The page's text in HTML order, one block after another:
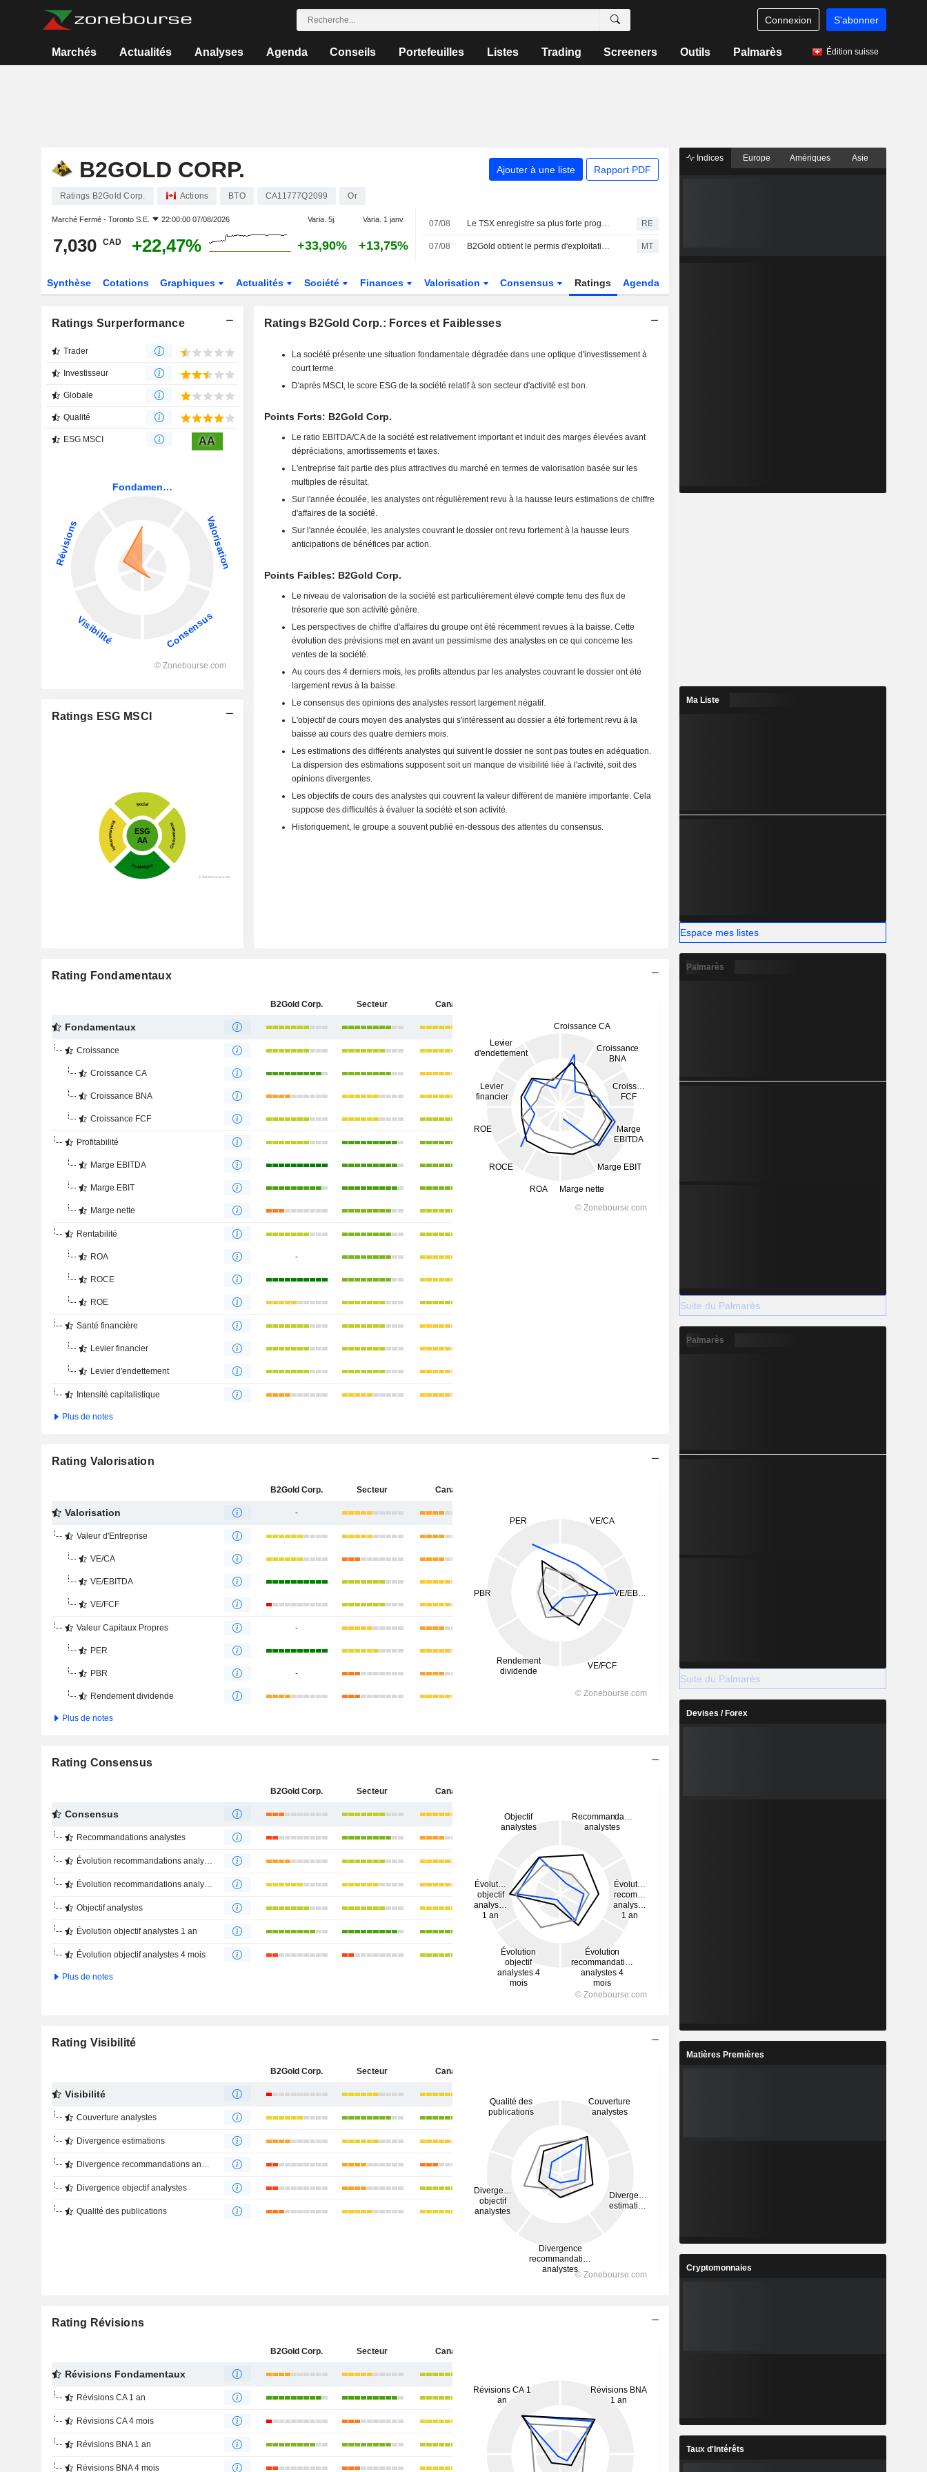
Connexion S'abonner
Marchés Actualités Analyses Agenda Conseils Portefeuilles Listes Trading Screeners Outils Palmarès Édition suisse
B2GOLD CORP. Ajouter à une liste Rapport PDF
Ratings B2Gold Corp. Actions BTO CA11777Q2099 Or
Marché Fermé - Toronto S.E. 22:00:00 07/08/2026 Varia. 5j. Varia. 1 janv.
7,030 CAD +22,47% +33,90% +13,75%
07/08 Le TSX enregistre sa plus forte progression hebdomadaire en quatre mois, les paris sur une hausse des taux de la Fed s'estompant RE
07/08 B2Gold obtient le permis d'exploitation de Fekola Regional au Mali, l'action s'envole MT
Synthèse Cotations Graphiques Actualités Société Finances Valorisation Consensus Ratings Agenda
Ratings Surperformance
Trader
Investisseur
Globale
Qualité
ESG MSCI AA
Ratings ESG MSCI
Ratings B2Gold Corp.: Forces et Faiblesses
La société présente une situation fondamentale dégradée dans une optique d'investissement à
court terme.
D'après MSCI, le score ESG de la société relatif à son secteur d'activité est bon.
Points Forts: B2Gold Corp.
Le ratio EBITDA/CA de la société est relativement important et induit des marges élevées avant
dépréciations, amortissements et taxes.
L'entreprise fait partie des plus attractives du marché en termes de valorisation basée sur les
multiples de résultat.
Sur l'année écoulée, les analystes ont régulièrement revu à la hausse leurs estimations de chiffre
d'affaires de la société.
Sur l'année écoulée, les analystes couvrant le dossier ont revu fortement à la hausse leurs
anticipations de bénéfices par action.
Points Faibles: B2Gold Corp.
Le niveau de valorisation de la société est particulièrement élevé compte tenu des flux de
trésorerie que son activité génère.
Les perspectives de chiffre d'affaires du groupe ont été récemment revues à la baisse. Cette
évolution des prévisions met en avant un pessimisme des analystes en ce qui concerne les
ventes de la société.
Au cours des 4 derniers mois, les profits attendus par les analystes couvrant le dossier ont été
largement revus à la baisse.
Le consensus des opinions des analystes ressort largement négatif.
L'objectif de cours moyen des analystes qui s'intéressent au dossier a été fortement revu à la
baisse au cours des quatre derniers mois.
Les estimations des différents analystes qui suivent le dossier ne sont pas toutes en adéquation.
La dispersion des estimations supposent soit un manque de visibilité liée à l'activité, soit des
opinions divergentes.
Les objectifs de cours des analystes qui couvrent la valeur diffèrent de manière importante. Cela
suppose des difficultés à évaluer la société et son activité.
Historiquement, le groupe a souvent publié en-dessous des attentes du consensus.
Rating Fondamentaux
B2Gold Corp. Secteur Canada
Fondamentaux
Croissance
Croissance CA
Croissance BNA
Croissance FCF
Profitabilité
Marge EBITDA
Marge EBIT
Marge nette
Rentabilité
ROA -
ROCE
ROE
Santé financière
Levier financier
Levier d'endettement
Intensité capitalistique
Plus de notes
Rating Valorisation
B2Gold Corp. Secteur Canada
Valorisation -
Valeur d'Entreprise
VE/CA
VE/EBITDA
VE/FCF
Valeur Capitaux Propres -
PER
PBR -
Rendement dividende
Plus de notes
Rating Consensus
B2Gold Corp. Secteur Canada
Consensus
Recommandations analystes
Évolution recommandations analystes 1 an
Évolution recommandations analystes 4 mois
Objectif analystes
Évolution objectif analystes 1 an
Évolution objectif analystes 4 mois
Plus de notes
Rating Visibilité
B2Gold Corp. Secteur Canada
Visibilité
Couverture analystes
Divergence estimations
Divergence recommandations analystes
Divergence objectif analystes
Qualité des publications
Rating Révisions
B2Gold Corp. Secteur Canada
Révisions Fondamentaux
Révisions CA 1 an
Révisions CA 4 mois
Révisions BNA 1 an
Révisions BNA 4 mois
Indices Europe Amériques Asie
Ma Liste
Espace mes listes
Palmarès
Suite du Palmarès
Palmarès
Suite du Palmarès
Devises / Forex
Matières Premières
Cryptomonnaies
Taux d'Intérêts